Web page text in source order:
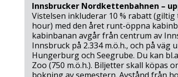
Innsbrucker Nordkettenbahnen –
Vistelsen inkluderar 10 % rabatt
hour) med den året runt-öppna
kabinbanan avgår från centrum av
Innsbruck på 2.334 m.ö.h., och på
Hungerburg och Seegrube. Du kan
Zoo (750 m.ö.h.). Biljetter skall köpas